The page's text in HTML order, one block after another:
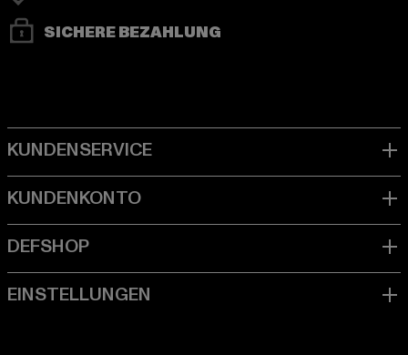
SICHERE BEZAHLUNG